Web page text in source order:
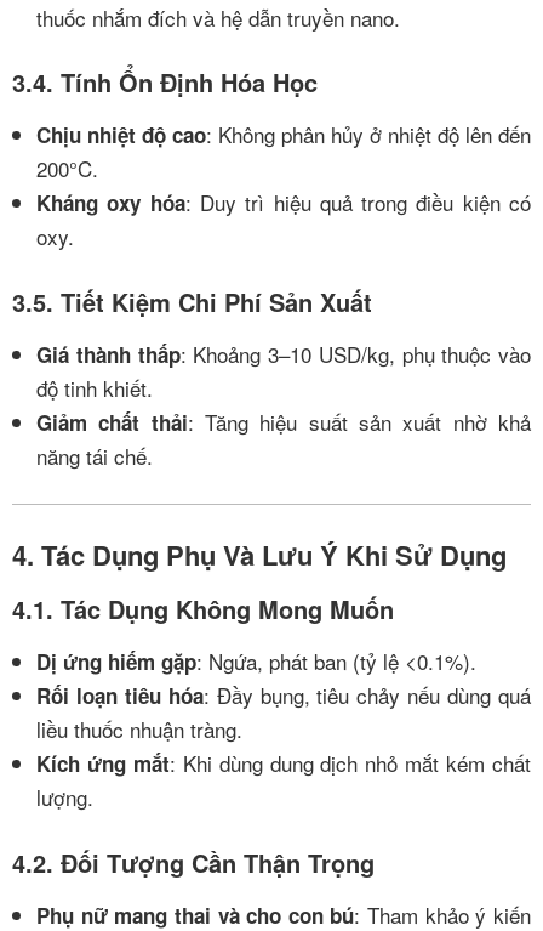
thuốc nhắm đích và hệ dẫn truyền nano.
3.4. Tính Ổn Định Hóa Học
Chịu nhiệt độ cao: Không phân hủy ở nhiệt độ lên đến
200°C.
Kháng oxy hóa: Duy trì hiệu quả trong điều kiện có
oxy.
3.5. Tiết Kiệm Chi Phí Sản Xuất
Giá thành thấp: Khoảng 3–10 USD/kg, phụ thuộc vào
độ tinh khiết.
Giảm chất thải: Tăng hiệu suất sản xuất nhờ khả
năng tái chế.
4. Tác Dụng Phụ Và Lưu Ý Khi Sử Dụng
4.1. Tác Dụng Không Mong Muốn
Dị ứng hiếm gặp: Ngứa, phát ban (tỷ lệ <0.1%).
Rối loạn tiêu hóa: Đầy bụng, tiêu chảy nếu dùng quá
liều thuốc nhuận tràng.
Kích ứng mắt: Khi dùng dung dịch nhỏ mắt kém chất
lượng.
4.2. Đối Tượng Cần Thận Trọng
Phụ nữ mang thai và cho con bú: Tham khảo ý kiến